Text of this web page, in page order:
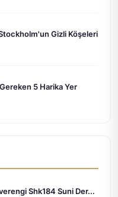
Gizli Köşeleri
5 Harika Yer
Shk184 Suni Der...